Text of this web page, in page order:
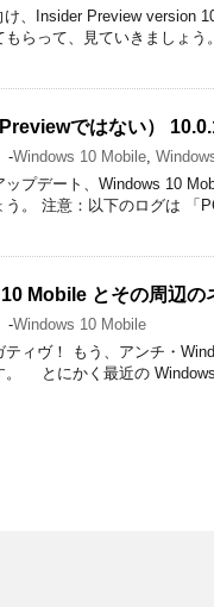
、Insider Preview version
もらって、見ていきましょ
Previewではない）
-Windows 10 Mobile,
プデート、Windows 10
う。 注意：以下のログは
Mobile とその周辺の
-Windows 10 Mobile
ィヴ！ もう、アンチ・
。 とにかく最近の